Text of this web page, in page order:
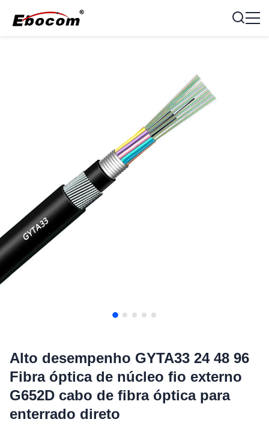
Alto desempenho GYTA33 24 48 96
Fibra óptica de núcleo fio externo
G652D cabo de fibra óptica para
enterrado direto